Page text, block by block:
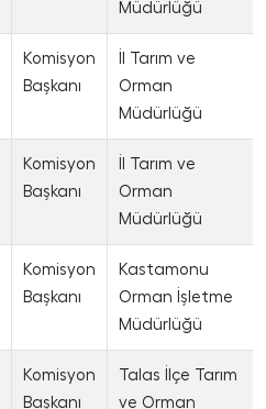
Müdürlüğü
Komisyon
Başkanı
İl Tarım ve
Orman
Müdürlüğü
Komisyon
Başkanı
İl Tarım ve
Orman
Müdürlüğü
Komisyon
Başkanı
Kastamonu
Orman İşletme
Müdürlüğü
Komisyon
Başkanı
Talas İlçe Tarım
ve Orman